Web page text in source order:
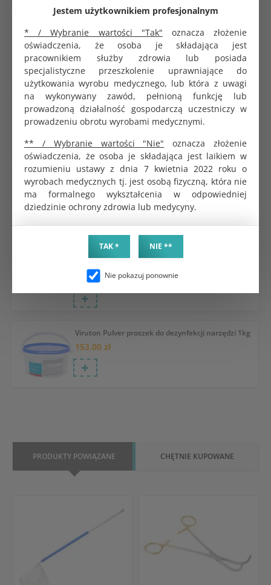
Jestem użytkownikiem profesjonalnym
* / Wybranie wartości "Tak" oznacza złożenie
oświadczenia, że osoba je składająca jest
pracownikiem służby zdrowia lub posiada
specjalistyczne przeszkolenie uprawniające do
użytkowania wyrobu medycznego, lub która z uwagi
na wykonywany zawód, pełnioną funkcję lub
prowadzoną działalność gospodarczą uczestniczy w
prowadzeniu obrotu wyrobami medycznymi.
** / Wybranie wartości "Nie" oznacza złożenie
oświadczenia, że osoba je składająca jest laikiem w
rozumieniu ustawy z dnia 7 kwietnia 2022 roku o
wyrobach medycznych tj. jest osobą fizyczną, która nie
ma formalnego wykształcenia w odpowiedniej
dziedzinie ochrony zdrowia lub medycyny.
TAK * NIE **
Nie pokazuj ponownie
Saltec
0.31 zł
Koperta do sterylizacji samoprzylepna 14x26cm
Saltec
0.50 zł
Koperta do sterylizacji samoprzylepna 19x33cm
SoftMed
0.80 zł
Rękaw papierowo-foliowy do sterylizacji 200m
84.05 zł
Viruton Pulver proszek do dezynfekcji narzędzi 1kg
153.00 zł
PRODUKTY POWIĄZANE CHĘTNIE KUPOWANE